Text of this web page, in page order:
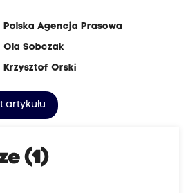
Polska Agencja Prasowa
Ola Sobczak
Krzysztof Orski
artykułu
(1)